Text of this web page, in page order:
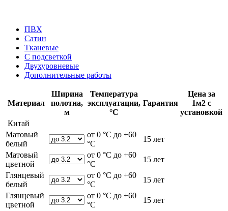
ПВХ
Сатин
Тканевые
С подсветкой
Двухуровневые
Дополнительные работы
Материал
Ширина
полотна,
м
Температура
эксплуатации,
°С
Гарантия
Цена за
1м2 с
установкой
Китай
Матовый
белый
от 0 °С до +60
°С
15 лет
Матовый
цветной
от 0 °С до +60
°С
15 лет
Глянцевый
белый
от 0 °С до +60
°С
15 лет
Глянцевый
цветной
от 0 °С до +60
°С
15 лет